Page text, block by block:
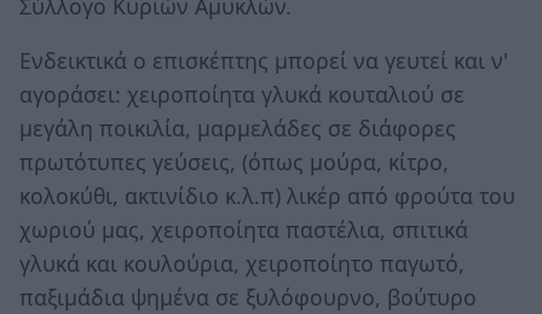
Ενδεικτικά ο επισκέπτης μπορεί να γευτεί και ν'
αγοράσει: χειροποίητα γλυκά κουταλιού σε
μεγάλη ποικιλία, μαρμελάδες σε διάφορες
πρωτότυπες γεύσεις, (όπως μούρα, κίτρο,
κολοκύθι, ακτινίδιο κ.λ.π) λικέρ από φρούτα του
χωριού μας, χειροποίητα παστέλια, σπιτικά
γλυκά και κουλούρια, χειροποίητο παγωτό,
παξιμάδια ψημένα σε ξυλόφουρνο, βούτυρο